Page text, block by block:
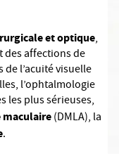
et optique,
des affections de
l’acuité visuelle
l’ophtalmologie
les plus sérieuses,
maculaire(DMLA), la
.